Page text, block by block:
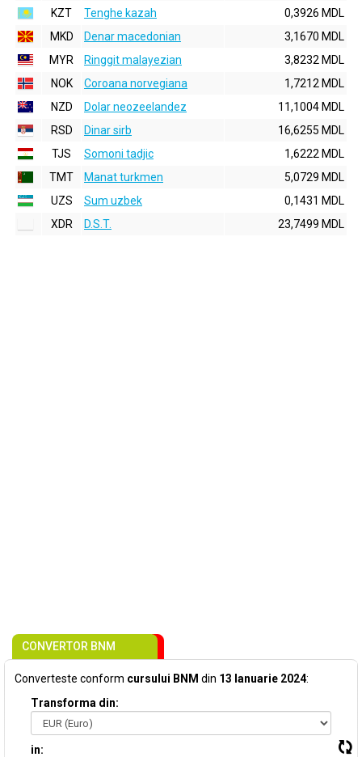
KZT
Tenghe kazah
0,3926 MDL
MKD
Denar macedonian
3,1670 MDL
MYR
Ringgit malayezian
3,8232 MDL
NOK
Coroana norvegiana
1,7212 MDL
NZD
Dolar neozeelandez
11,1004 MDL
RSD
Dinar sirb
16,6255 MDL
TJS
Somoni tadjic
1,6222 MDL
TMT
Manat turkmen
5,0729 MDL
UZS
Sum uzbek
0,1431 MDL
XDR
D.S.T. 23,7499 MDL
CONVERTOR BNM
Converteste conform cursului BNM din 13 Ianuarie 2024:
Transforma din:
in: